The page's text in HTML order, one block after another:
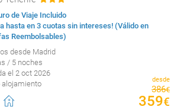
de Viaje Incluido
hasta en 3 cuotas sin intereses! (Válido en
Reembolsables)
desde Madrid
/ 5 noches
el 2 oct 2026
alojamiento
desde
386€
359€